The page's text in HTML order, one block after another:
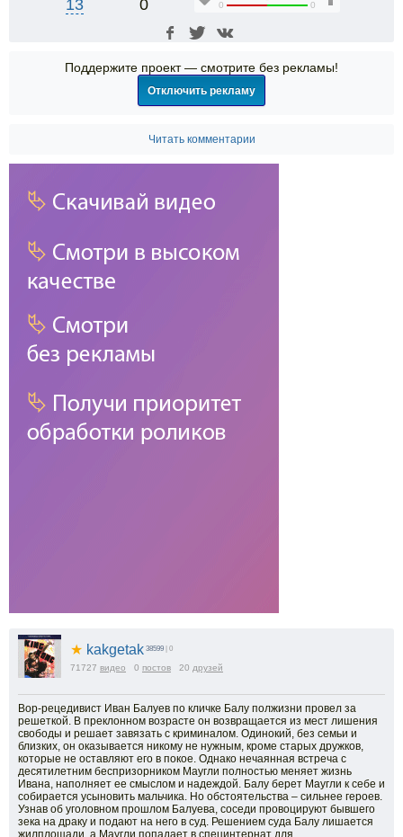
13 0 0 0
Поддержите проект — смотрите без рекламы!
Отключить рекламу
Читать комментарии
★ kakgetak 38599 | 0
71727 видео 0 постов 20 друзей
Вор-рецедивист Иван Балуев по кличке Балу полжизни провел за
решеткой. В преклонном возрасте он возвращается из мест лишения
свободы и решает завязать с криминалом. Одинокий, без семьи и
близких, он оказывается никому не нужным, кроме старых дружков,
которые не оставляют его в покое. Однако нечаянная встреча с
десятилетним беспризорником Маугли полностью меняет жизнь
Ивана, наполняет ее смыслом и надеждой. Балу берет Маугли к себе и
собирается усыновить мальчика. Но обстоятельства – сильнее героев.
Узнав об уголовном прошлом Балуева, соседи провоцируют бывшего
зека на драку и подают на него в суд. Решением суда Балу лишается
жилплощади, а Маугли попадает в специнтернат для